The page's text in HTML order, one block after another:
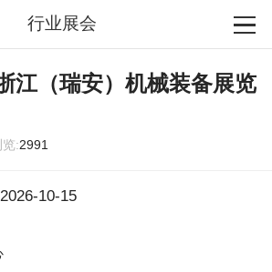
行业展会
首页
江（瑞安）机械装备展览
:2991
10-15